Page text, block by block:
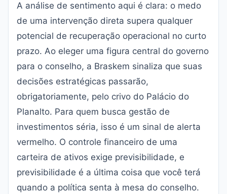
A análise de sentimento aqui é clara: o medo
de uma intervenção direta supera qualquer
potencial de recuperação operacional no curto
prazo. Ao eleger uma figura central do governo
para o conselho, a Braskem sinaliza que suas
decisões estratégicas passarão,
obrigatoriamente, pelo crivo do Palácio do
Planalto. Para quem busca gestão de
investimentos séria, isso é um sinal de alerta
vermelho. O controle financeiro de uma
carteira de ativos exige previsibilidade, e
previsibilidade é a última coisa que você terá
quando a política senta à mesa do conselho.